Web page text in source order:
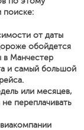
поиске:
от даты
обойдется
в Манчестер
и самый большой
или месяцев,
переплачивать